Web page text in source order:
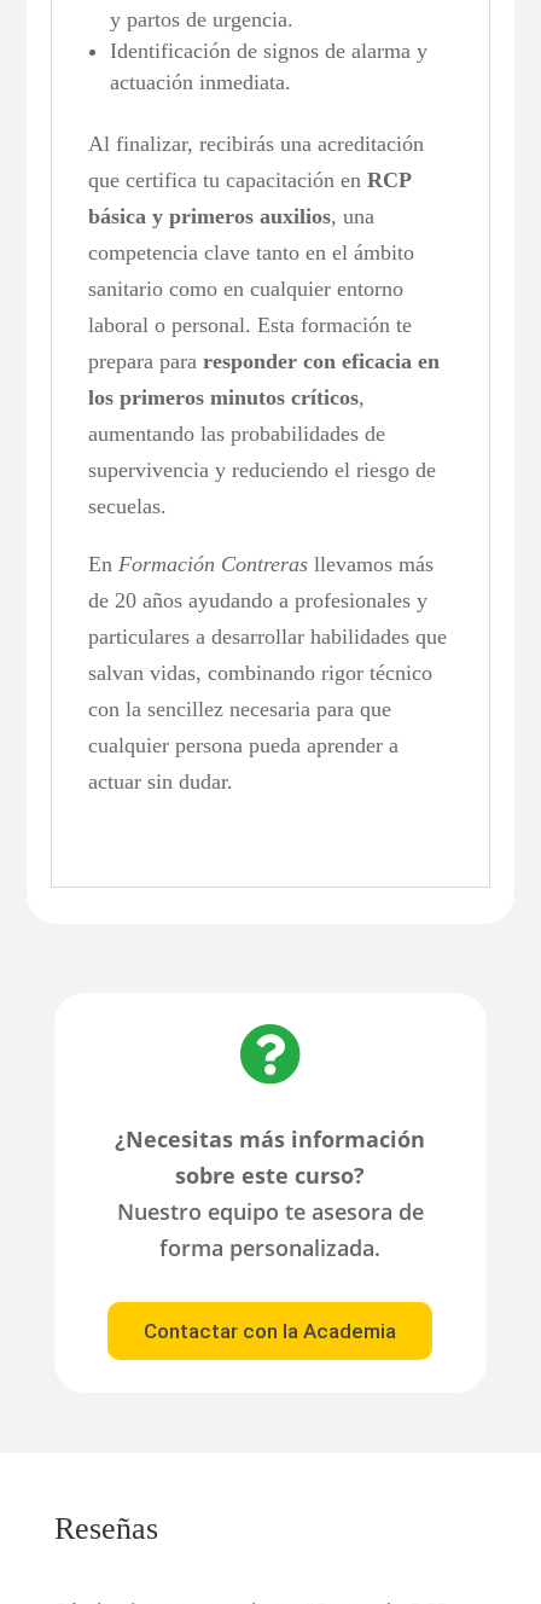
y partos de urgencia.
Identificación de signos de alarma y
actuación inmediata.
Al finalizar, recibirás una acreditación
que certifica tu capacitación enRCP
básica y primeros auxilios, una
competencia clave tanto en el ámbito
sanitario como en cualquier entorno
laboral o personal. Esta formación te
prepara pararesponder con eficacia en
los primeros minutos críticos,
aumentando las probabilidades de
supervivencia y reduciendo el riesgo de
secuelas.
EnFormación Contreras llevamos más
de 20 años ayudando a profesionales y
particulares a desarrollar habilidades que
salvan vidas, combinando rigor técnico
con la sencillez necesaria para que
cualquier persona pueda aprender a
actuar sin dudar.

¿Necesitas más información
sobre este curso?
Nuestro equipo te asesora de
forma personalizada.
Contactar con la Academia
Reseñas